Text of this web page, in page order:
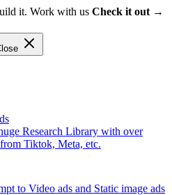
it. Work with us Check it out →
Research Library with over
Tiktok, Meta, etc.
to Video ads and Static image ads